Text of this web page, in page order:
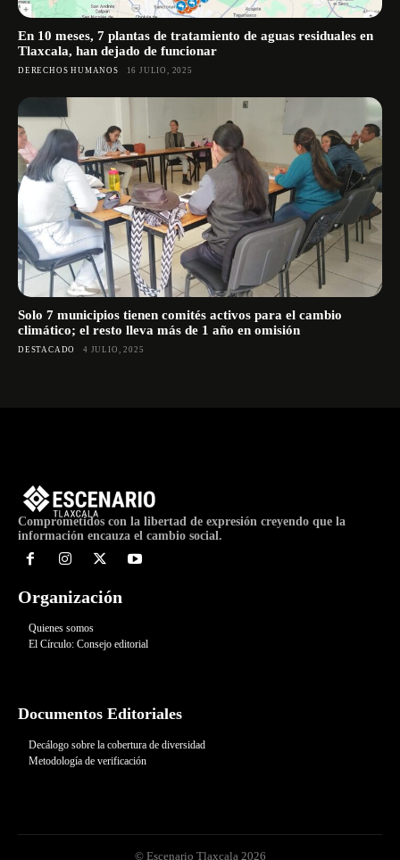
En 10 meses, 7 plantas de tratamiento de aguas residuales en
Tlaxcala, han dejado de funcionar
DERECHOS HUMANOS 16 JULIO, 2025
Solo 7 municipios tienen comités activos para el cambio
climático; el resto lleva más de 1 año en omisión
DESTACADO 4 JULIO, 2025
Comprometidos con la libertad de expresión creyendo que la
información encauza el cambio social.
Organización
Quienes somos
El Círculo: Consejo editorial
Documentos Editoriales
Decálogo sobre la cobertura de diversidad
Metodología de verificación
© Escenario Tlaxcala 2026